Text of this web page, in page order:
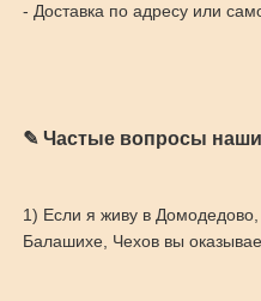
- Доставка по адресу или
✎ Частые вопросы
1) Если я живу в
Балашихе, Чехов вы